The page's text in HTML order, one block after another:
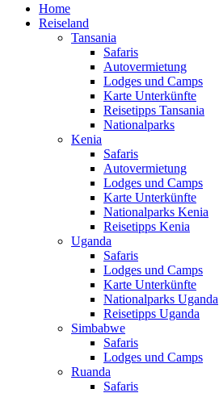
Home
Reiseland
Tansania
Safaris
Autovermietung
Lodges und Camps
Karte Unterkünfte
Reisetipps Tansania
Nationalparks
Kenia
Safaris
Autovermietung
Lodges und Camps
Karte Unterkünfte
Nationalparks Kenia
Reisetipps Kenia
Uganda
Safaris
Lodges und Camps
Karte Unterkünfte
Nationalparks Uganda
Reisetipps Uganda
Simbabwe
Safaris
Lodges und Camps
Ruanda
Safaris